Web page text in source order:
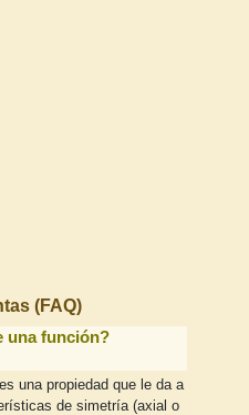
(FAQ)
una función?
una propiedad que le da a
de simetría (axial o